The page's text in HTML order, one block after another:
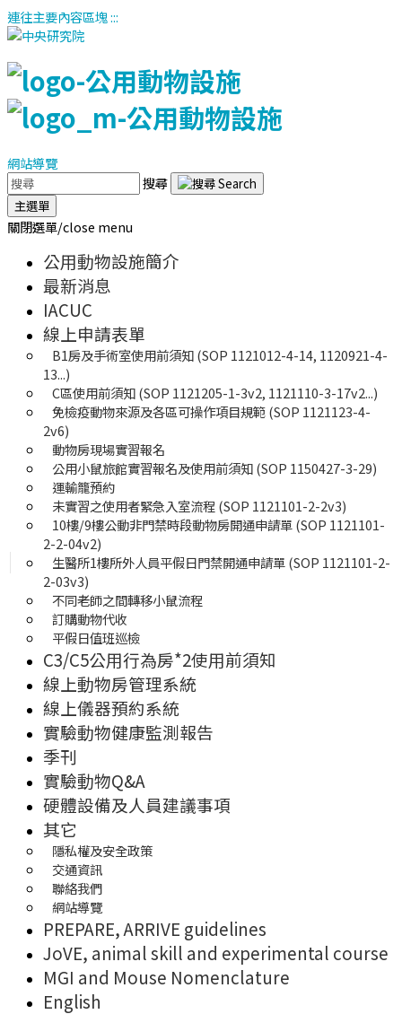
連往主要內容區塊:::
網站導覽
搜尋
主選單
關閉選單/close menu
公用動物設施簡介
最新消息
IACUC
線上申請表單
B1房及手術室使用前須知 (SOP 1121012-4-14, 1120921-4-
13...)
C區使用前須知 (SOP 1121205-1-3v2, 1121110-3-17v2...)
免檢疫動物來源及各區可操作項目規範 (SOP 1121123-4-
2v6)
動物房現場實習報名
公用小鼠旅館實習報名及使用前須知 (SOP 1150427-3-29)
運輸籠預約
未實習之使用者緊急入室流程 (SOP 1121101-2-2v3)
10樓/9樓公動非門禁時段動物房開通申請單 (SOP 1121101-
2-2-04v2)
生醫所1樓所外人員平假日門禁開通申請單 (SOP 1121101-2-
2-03v3)
不同老師之間轉移小鼠流程
訂購動物代收
平假日值班巡檢
C3/C5公用行為房*2使用前須知
線上動物房管理系統
線上儀器預約系統
實驗動物健康監測報告
季刊
實驗動物Q&A
硬體設備及人員建議事項
其它
隱私權及安全政策
交通資訊
聯絡我們
網站導覽
PREPARE, ARRIVE guidelines
JoVE, animal skill and experimental course
MGI and Mouse Nomenclature
English